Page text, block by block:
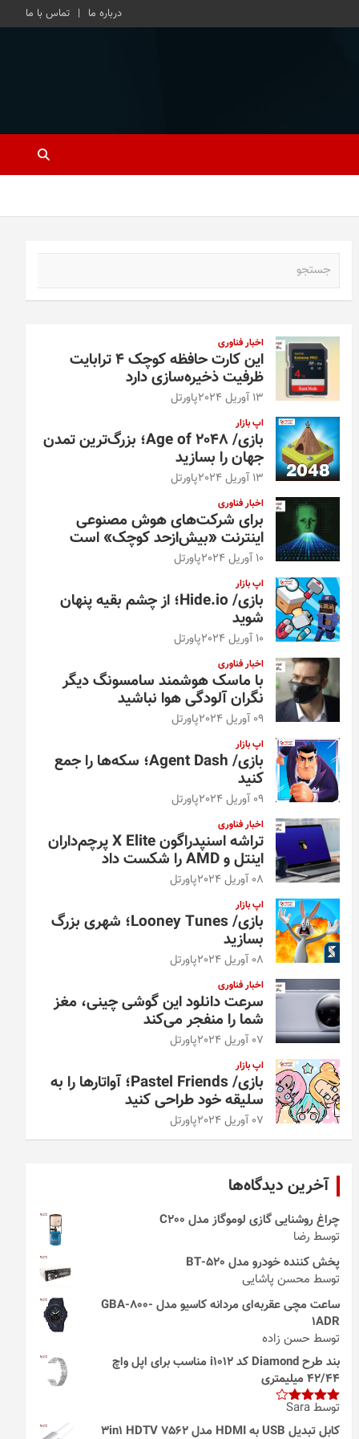
درباره ما تماس با ما
اخبار فناوری
این کارت حافظه کوچک ۴ ترابایت
ظرفیت ذخیره‌سازی دارد
13 آوریل 2024 پاورتل
اپ بازار
بازی/ Age of 2048؛ بزرگ‌ترین تمدن
جهان را بسازید
13 آوریل 2024 پاورتل
اخبار فناوری
برای شرکت‌های هوش مصنوعی
اینترنت «بیش‌از‌حد کوچک» است
10 آوریل 2024 پاورتل
اپ بازار
بازی/ Hide.io؛ از چشم بقیه پنهان
شوید
10 آوریل 2024 پاورتل
اخبار فناوری
با ماسک هوشمند سامسونگ دیگر
نگران آلودگی هوا نباشید
09 آوریل 2024 پاورتل
اپ بازار
بازی/ Agent Dash؛ سکه‌ها را جمع
کنید
09 آوریل 2024 پاورتل
اخبار فناوری
تراشه اسنپدراگون X Elite پرچم‌داران
اینتل و AMD را شکست داد
08 آوریل 2024 پاورتل
اپ بازار
بازی/ Looney Tunes؛ شهری بزرگ
بسازید
08 آوریل 2024 پاورتل
اخبار فناوری
سرعت دانلود این گوشی چینی، مغز
شما را منفجر می‌کند
07 آوریل 2024 پاورتل
اپ بازار
بازی/ Pastel Friends؛ آواتارها را به
سلیقه خود طراحی کنید
07 آوریل 2024 پاورتل
آخرین دیدگاه‌ها
چراغ روشنایی گازی لوموگاز مدل C200
توسط رضا
پخش کننده خودرو مدل 520-BT
توسط محسن پاشایی
ساعت مچی عقربه‌ای مردانه کاسیو مدل GBA-800-
1ADR
توسط حسن زاده
بند طرح Diamond کد i1012 مناسب برای اپل واچ
42/44 میلیمتری
امتیاز4
از 5
توسط Sara
کابل تبدیل USB به HDMI مدل 3in1 HDTV 7562